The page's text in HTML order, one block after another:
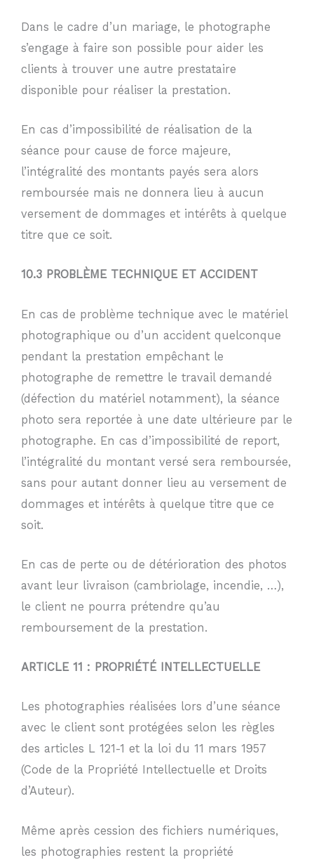
Dans le cadre d’un mariage, le photographe
s’engage à faire son possible pour aider les
clients à trouver une autre prestataire
disponible pour réaliser la prestation.
En cas d’impossibilité de réalisation de la
séance pour cause de force majeure,
l’intégralité des montants payés sera alors
remboursée mais ne donnera lieu à aucun
versement de dommages et intérêts à quelque
titre que ce soit.
10.3 PROBLÈME TECHNIQUE ET ACCIDENT
En cas de problème technique avec le matériel
photographique ou d’un accident quelconque
pendant la prestation empêchant le
photographe de remettre le travail demandé
(défection du matériel notamment), la séance
photo sera reportée à une date ultérieure par le
photographe. En cas d’impossibilité de report,
l’intégralité du montant versé sera remboursée,
sans pour autant donner lieu au versement de
dommages et intérêts à quelque titre que ce
soit.
En cas de perte ou de détérioration des photos
avant leur livraison (cambriolage, incendie, …),
le client ne pourra prétendre qu’au
remboursement de la prestation.
ARTICLE 11 : PROPRIÉTÉ INTELLECTUELLE
Les photographies réalisées lors d’une séance
avec le client sont protégées selon les règles
des articles L 121-1 et la loi du 11 mars 1957
(Code de la Propriété Intellectuelle et Droits
d’Auteur).
Même après cession des fichiers numériques,
les photographies restent la propriété